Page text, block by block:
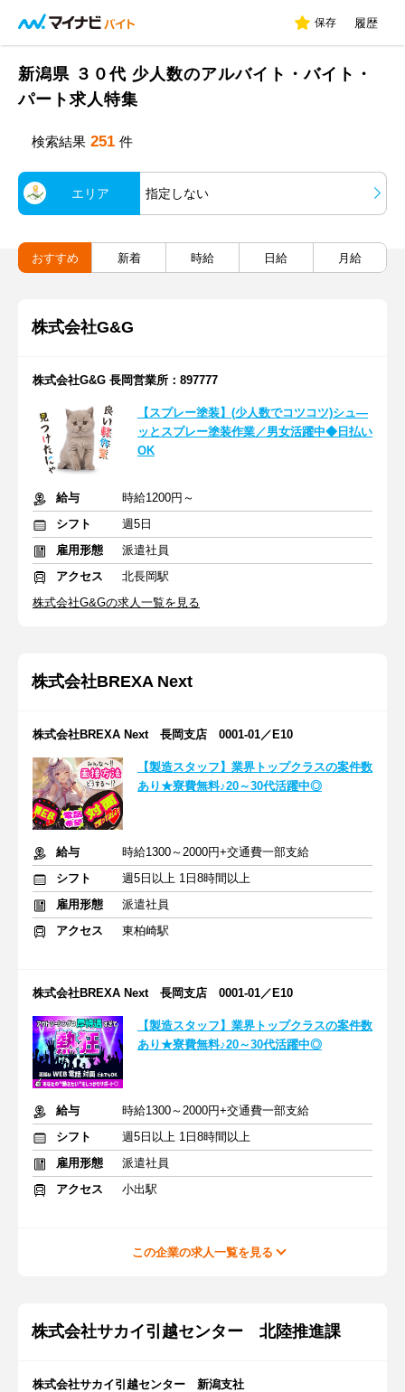
保存 履歴
新潟県 ３０代 少人数のアルバイト・バイト・
パート求人特集
検索結果 251 件
エリア 指定しない
おすすめ 新着 時給 日給 月給
株式会社G&G
株式会社G&G 長岡営業所：897777
【スプレー塗装】(少人数でコツコツ)シュ―
ッとスプレー塗装作業／男女活躍中◆日払い
OK
給与
時給1200円～
シフト
週5日
雇用形態
派遣社員
アクセス
北長岡駅
株式会社G&Gの求人一覧を見る
株式会社BREXA Next
株式会社BREXA Next 長岡支店 0001-01／E10
【製造スタッフ】業界トップクラスの案件数
あり★寮費無料♪20～30代活躍中◎
給与
時給1300～2000円+交通費一部支給
シフト
週5日以上 1日8時間以上
雇用形態
派遣社員
アクセス
東柏崎駅
株式会社BREXA Next 長岡支店 0001-01／E10
【製造スタッフ】業界トップクラスの案件数
あり★寮費無料♪20～30代活躍中◎
給与
時給1300～2000円+交通費一部支給
シフト
週5日以上 1日8時間以上
雇用形態
派遣社員
アクセス
小出駅
この企業の求人一覧を見る
株式会社サカイ引越センター 北陸推進課
株式会社サカイ引越センター 新潟支社